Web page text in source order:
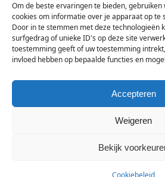
Om de beste ervaringen te bieden, gebruiken
cookies om informatie over je apparaat op te
Door in te stemmen met deze technologieën
surfgedrag of unieke ID's op deze site
toestemming geeft of uw toestemming
invloed hebben op bepaalde functies en
Accepteren
Weigeren
Bekijk
Cookiebeleid
Vul
hier
je
e-
mailadres
in
Sign Up